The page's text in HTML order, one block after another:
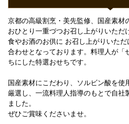
京都の高級割烹・美先監修、国産素材
おひとり一重づつお召し上がりいただ
食やお酒のお供に お召し上がりいた
合わせとなっております。料理人が「
ちにした特選おせちです。
国産素材にこだわり、ソルビン酸を使
厳選し、一流料理人指導のもとで自社
ました。
ぜひご賞味くださいませ。